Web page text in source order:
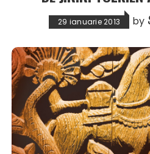
29 ianuarie 2013 by